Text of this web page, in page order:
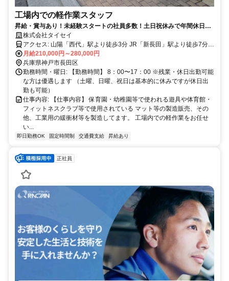
工場内での軽作業スタッフ
昇給・賞与あり！未経験スタートの社員多数！土日祝休みで年間休日
125日以上！
株式会社タイセイ
アクセス: 山陽「西代」駅より徒歩3分 JR「新長田」駅より徒歩7分
※バイク・自転車通勤OK（無料駐車場あり）
月給210,000円～280,000円
兵庫県神戸市長田区
勤務時間・曜日: 【勤務時間】 8：00〜17：00 ※残業・休日出勤可能
な方は優遇します （土曜、日曜、祝日は基本的に休みですが休日出
勤も可能）
仕事内容: 【仕事内容】 保育園・幼稚園等で使われる遊具や体育館・
フィットネスクラブ等で使用されている マット等の製造販売、その
他、工業用の緩衝材等を製造してます。 工場内での軽作業をお任せ
い...
即日勤務OK 固定時間制 交通費支給 昇給あり
正社員